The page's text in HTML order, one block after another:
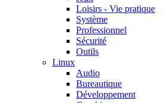
Loisirs - Vie pratique
Système
Professionnel
Sécurité
Outils
Linux
Audio
Bureautique
Développement